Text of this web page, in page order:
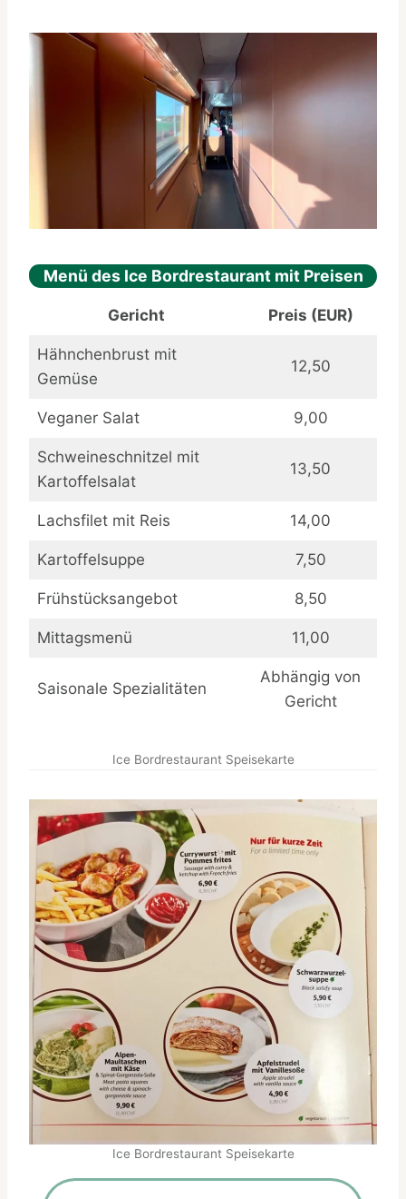
Menü des Ice Bordrestaurant mit Preisen
Gericht Preis (EUR)
Hähnchenbrust mit
Gemüse
12,50
Veganer Salat 9,00
Schweineschnitzel mit
Kartoffelsalat
13,50
Lachsfilet mit Reis 14,00
Kartoffelsuppe 7,50
Frühstücksangebot 8,50
Mittagsmenü 11,00
Saisonale Spezialitäten
Abhängig von
Gericht
Ice Bordrestaurant Speisekarte
Ice Bordrestaurant Speisekarte